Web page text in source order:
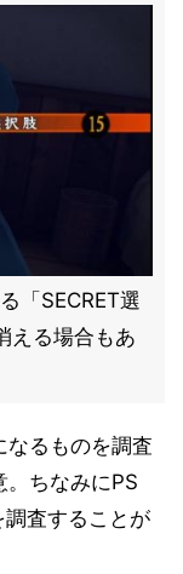
「SECRET選
える場合もあ
なるものを調査
。ちなみにPS
査することが